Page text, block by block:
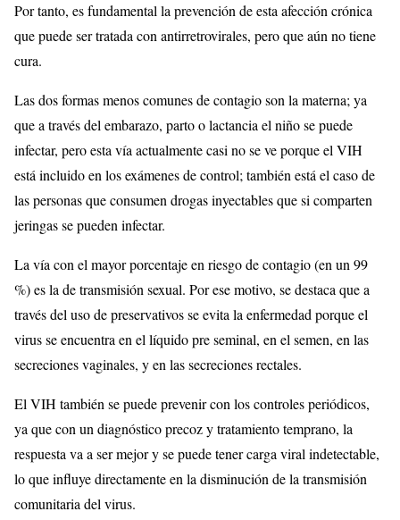
Por tanto, es fundamental la prevención de esta afección crónica
que puede ser tratada con antirretrovirales, pero que aún no tiene
cura.
Las dos formas menos comunes de contagio son la materna; ya
que a través del embarazo, parto o lactancia el niño se puede
infectar, pero esta vía actualmente casi no se ve porque el VIH
está incluido en los exámenes de control; también está el caso de
las personas que consumen drogas inyectables que si comparten
jeringas se pueden infectar.
La vía con el mayor porcentaje en riesgo de contagio (en un 99
%) es la de transmisión sexual. Por ese motivo, se destaca que a
través del uso de preservativos se evita la enfermedad porque el
virus se encuentra en el líquido pre seminal, en el semen, en las
secreciones vaginales, y en las secreciones rectales.
El VIH también se puede prevenir con los controles periódicos,
ya que con un diagnóstico precoz y tratamiento temprano, la
respuesta va a ser mejor y se puede tener carga viral indetectable,
lo que influye directamente en la disminución de la transmisión
comunitaria del virus.